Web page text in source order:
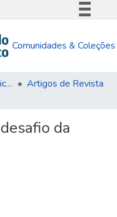
Comunica BR
Acesso à informação
Comunidades & Coleções
Navegar por Tipo de Publicação
Artigos de Revista
da